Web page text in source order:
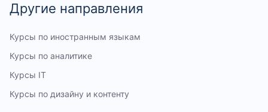
Другие направления
Курсы по иностранным языкам
Курсы по аналитике
Курсы IT
Курсы по дизайну и контенту